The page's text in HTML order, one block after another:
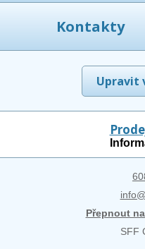
Kontakty
Upravit
Přepnout
SFF